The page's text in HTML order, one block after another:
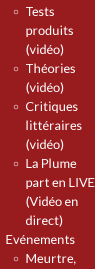
Tests
produits
(vidéo)
Théories
(vidéo)
Critiques
littéraires
(vidéo)
La Plume
part en LIVE
(Vidéo en
direct)
Evénements
Meurtre,